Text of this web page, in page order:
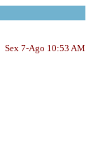
Sex 7-Ago 10:53 AM